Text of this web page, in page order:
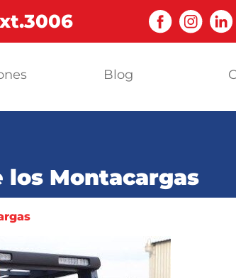
Blog
los Montacargas